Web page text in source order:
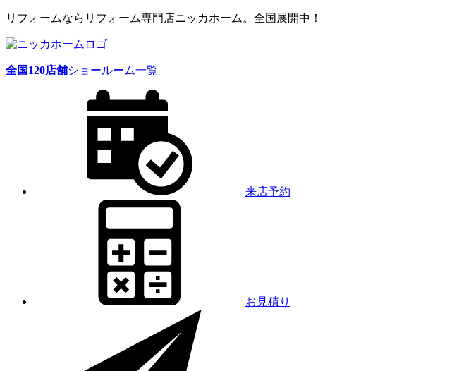
リフォームならリフォーム専門店ニッカホーム。全国展開中！
全国120店舗ショールーム一覧
来店予約
お見積り